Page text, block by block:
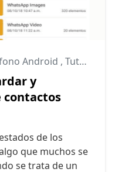
Android , Tutoriales
y
contactos
de los
que muchos se
se trata de un